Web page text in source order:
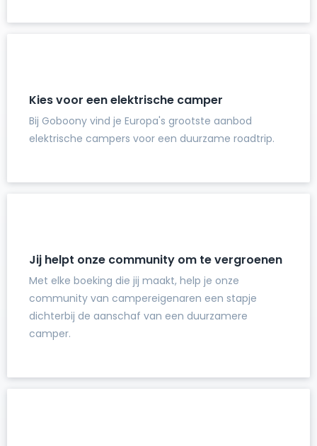
Kies voor een elektrische camper
Bij Goboony vind je Europa's grootste aanbod
elektrische campers voor een duurzame roadtrip.
Jij helpt onze community om te vergroenen
Met elke boeking die jij maakt, help je onze
community van campereigenaren een stapje
dichterbij de aanschaf van een duurzamere
camper.